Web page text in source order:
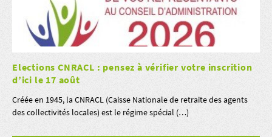
Elections CNRACL : pensez à vérifier votre inscrition
d’ici le 17 août
Créée en 1945, la CNRACL (Caisse Nationale de retraite des agents
des collectivités locales) est le régime spécial (…)